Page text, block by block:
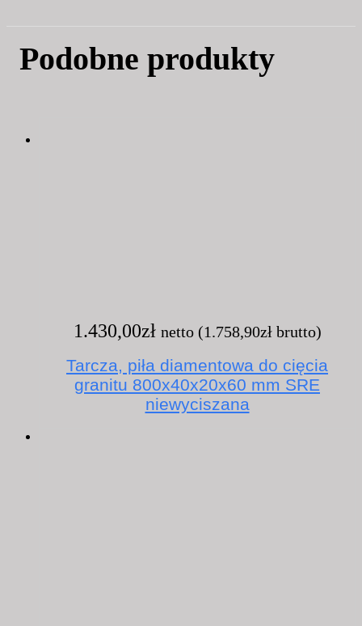
Podobne produkty
1.430,00zł netto (1.758,90złbrutto)
Tarcza, piła diamentowa do cięcia
granitu 800x40x20x60 mm SRE
niewyciszana